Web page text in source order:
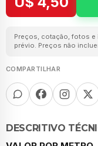
Preços, cotação, fotos e
prévio. Preços não
COMPARTILHAR
DESCRITIVO